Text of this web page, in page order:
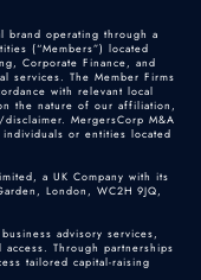
brand operating through a
(“Members”) located
Corporate Finance, and
services. The Member Firms
with relevant local
the nature of our affiliation,
MergersCorp M&A
or entities located
a UK Company with its
London, WC2H 9JQ,
advisory services,
Through partnerships
tailored capital-raising